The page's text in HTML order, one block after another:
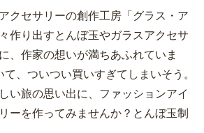
クセサリーの創作工房「グラス・ア
作り出すとんぼ玉やガラスアクセサ
、作家の想いが満ちあふれていま
、ついつい買いすぎてしまいそう。
い旅の思い出に、ファッションアイ
ーを作ってみませんか？とんぼ玉制